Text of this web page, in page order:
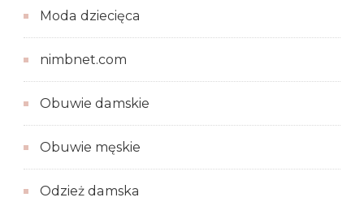
Moda dziecięca
nimbnet.com
Obuwie damskie
Obuwie męskie
Odzież damska